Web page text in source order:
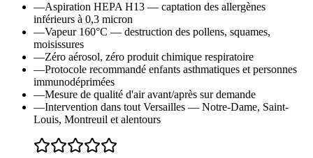
—Aspiration HEPA H13 — captation des allergènes
inférieurs à 0,3 micron
—Vapeur 160°C — destruction des pollens, squames,
moisissures
—Zéro aérosol, zéro produit chimique respiratoire
—Protocole recommandé enfants asthmatiques et personnes
immunodéprimées
—Mesure de qualité d'air avant/après sur demande
—Intervention dans tout Versailles — Notre-Dame, Saint-
Louis, Montreuil et alentours